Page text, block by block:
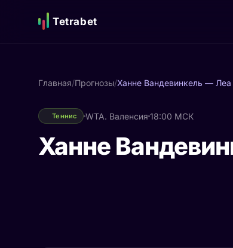
Tetrabet
Главная/Прогнозы/Ханне Вандевинкель — Леа
Теннис WTA. Валенсия 18:00 МСК
Ханне